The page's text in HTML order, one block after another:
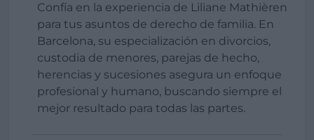
Confía en la experiencia de Liliane Mathièren
para tus asuntos de derecho de familia. En
Barcelona, su especialización en divorcios,
custodia de menores, parejas de hecho,
herencias y sucesiones asegura un enfoque
profesional y humano, buscando siempre el
mejor resultado para todas las partes.